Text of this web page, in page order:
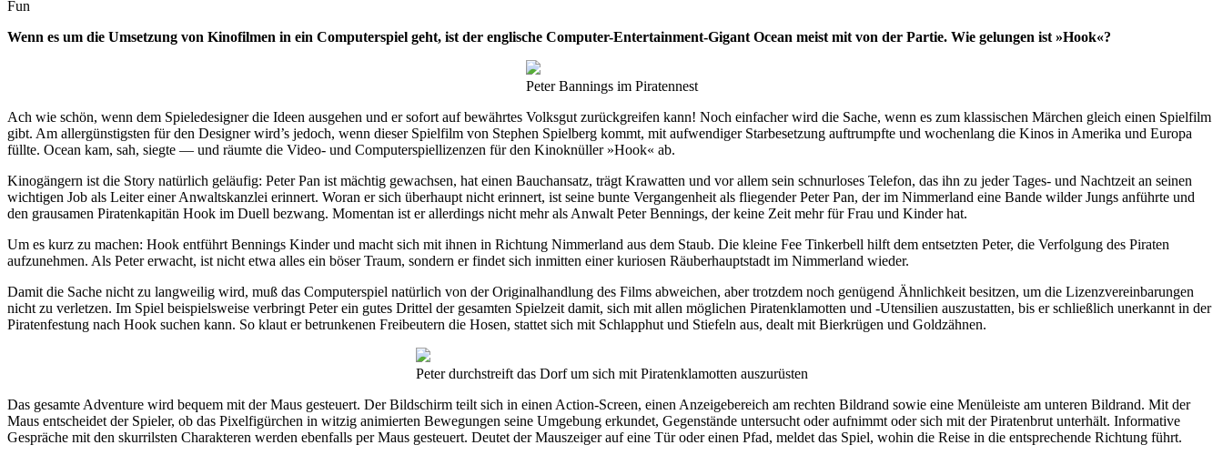
Fun
Wenn es um die Umsetzung von Kinofilmen in ein Computerspiel geht, ist der englische Computer-Entertainment-Gigant Ocean meist mit von der Partie. Wie gelungen ist »Hook«?
Peter Bannings im Piratennest
Ach wie schön, wenn dem Spieledesigner die Ideen ausgehen und er sofort auf bewährtes Volksgut zurückgreifen kann! Noch einfacher wird die Sache, wenn es zum klassischen Märchen gleich einen Spielfilm
gibt. Am allergünstigsten für den Designer wird’s jedoch, wenn dieser Spielfilm von Stephen Spielberg kommt, mit aufwendiger Starbesetzung auftrumpfte und wochenlang die Kinos in Amerika und Europa
füllte. Ocean kam, sah, siegte — und räumte die Video- und Computerspiellizenzen für den Kinoknüller »Hook« ab.
Kinogängern ist die Story natürlich geläufig: Peter Pan ist mächtig gewachsen, hat einen Bauchansatz, trägt Krawatten und vor allem sein schnurloses Telefon, das ihn zu jeder Tages- und Nachtzeit an seinen
wichtigen Job als Leiter einer Anwaltskanzlei erinnert. Woran er sich überhaupt nicht erinnert, ist seine bunte Vergangenheit als fliegender Peter Pan, der im Nimmerland eine Bande wilder Jungs anführte und
den grausamen Piratenkapitän Hook im Duell bezwang. Momentan ist er allerdings nicht mehr als Anwalt Peter Bennings, der keine Zeit mehr für Frau und Kinder hat.
Um es kurz zu machen: Hook entführt Bennings Kinder und macht sich mit ihnen in Richtung Nimmerland aus dem Staub. Die kleine Fee Tinkerbell hilft dem entsetzten Peter, die Verfolgung des Piraten
aufzunehmen. Als Peter erwacht, ist nicht etwa alles ein böser Traum, sondern er findet sich inmitten einer kuriosen Räuberhauptstadt im Nimmerland wieder.
Damit die Sache nicht zu langweilig wird, muß das Computerspiel natürlich von der Originalhandlung des Films abweichen, aber trotzdem noch genügend Ähnlichkeit besitzen, um die Lizenzvereinbarungen
nicht zu verletzen. Im Spiel beispielsweise verbringt Peter ein gutes Drittel der gesamten Spielzeit damit, sich mit allen möglichen Piratenklamotten und -Utensilien auszustatten, bis er schließlich unerkannt in der
Piratenfestung nach Hook suchen kann. So klaut er betrunkenen Freibeutern die Hosen, stattet sich mit Schlapphut und Stiefeln aus, dealt mit Bierkrügen und Goldzähnen.
Peter durchstreift das Dorf um sich mit Piratenklamotten auszurüsten
Das gesamte Adventure wird bequem mit der Maus gesteuert. Der Bildschirm teilt sich in einen Action-Screen, einen Anzeigebereich am rechten Bildrand sowie eine Menüleiste am unteren Bildrand. Mit der
Maus entscheidet der Spieler, ob das Pixelfigürchen in witzig animierten Bewegungen seine Umgebung erkundet, Gegenstände untersucht oder aufnimmt oder sich mit der Piratenbrut unterhält. Informative
Gespräche mit den skurrilsten Charakteren werden ebenfalls per Maus gesteuert. Deutet der Mauszeiger auf eine Tür oder einen Pfad, meldet das Spiel, wohin die Reise in die entsprechende Richtung führt.